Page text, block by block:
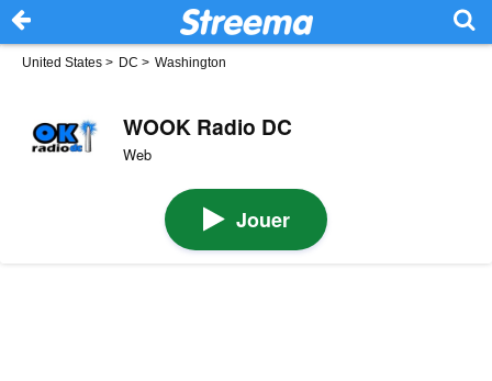
United States > DC > Washington
WOOK Radio DC
Web
Jouer